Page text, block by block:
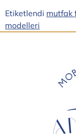
Etiketlendi mutfak
modelleri